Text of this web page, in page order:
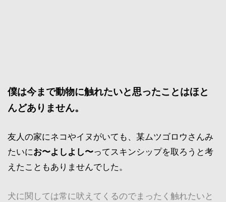
僕は今まで動物に触れたいと思ったことはほと
んどありません。
友人の家にネコやイヌがいても、某ムツゴロウさんみ
たいにお〜よしよし〜ってスキンシップを取ろうと考
えたこともありませんでした。
犬に関しては常に吠えてくるのでまったく触れたいと